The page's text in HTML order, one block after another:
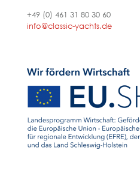
+49 (0) 461 31 80 30 60
info@classic-yachts.de